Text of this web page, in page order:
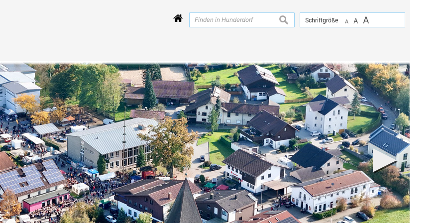
Schriftgröße A A A
suchen